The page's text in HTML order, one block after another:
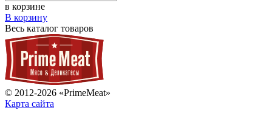
в корзине
В корзину
Весь каталог товаров
© 2012-2026 «PrimeMeat»
Карта сайта